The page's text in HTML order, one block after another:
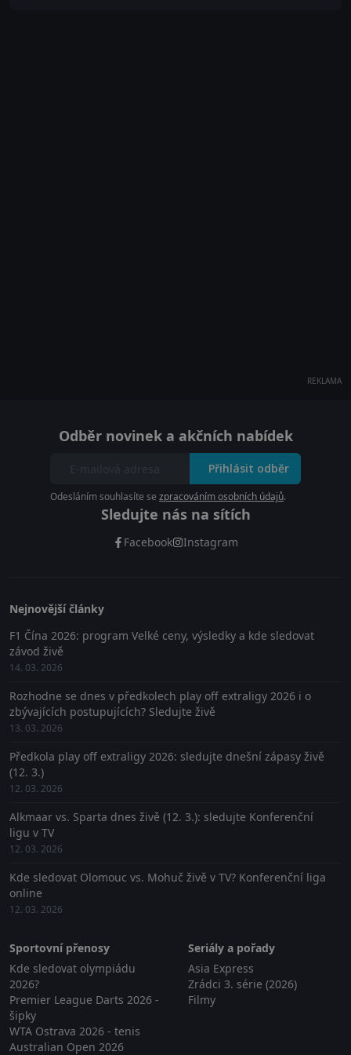
REKLAMA
Odběr novinek a akčních nabídek
Přihlásit odběr
Odesláním souhlasíte se zpracováním osobních údajů.
Sledujte nás na sítích
Facebook Instagram
Nejnovější články
F1 Čína 2026: program Velké ceny, výsledky a kde sledovat
závod živě
14. 03. 2026
Rozhodne se dnes v předkolech play off extraligy 2026 i o
zbývajících postupujících? Sledujte živě
13. 03. 2026
Předkola play off extraligy 2026: sledujte dnešní zápasy živě
(12. 3.)
12. 03. 2026
Alkmaar vs. Sparta dnes živě (12. 3.): sledujte Konferenční
ligu v TV
12. 03. 2026
Kde sledovat Olomouc vs. Mohuč živě v TV? Konferenční liga
online
12. 03. 2026
Sportovní přenosy
Kde sledovat olympiádu
2026?
Premier League Darts 2026 -
šipky
WTA Ostrava 2026 - tenis
Australian Open 2026
Seriály a pořady
Asia Express
Zrádci 3. série (2026)
Filmy